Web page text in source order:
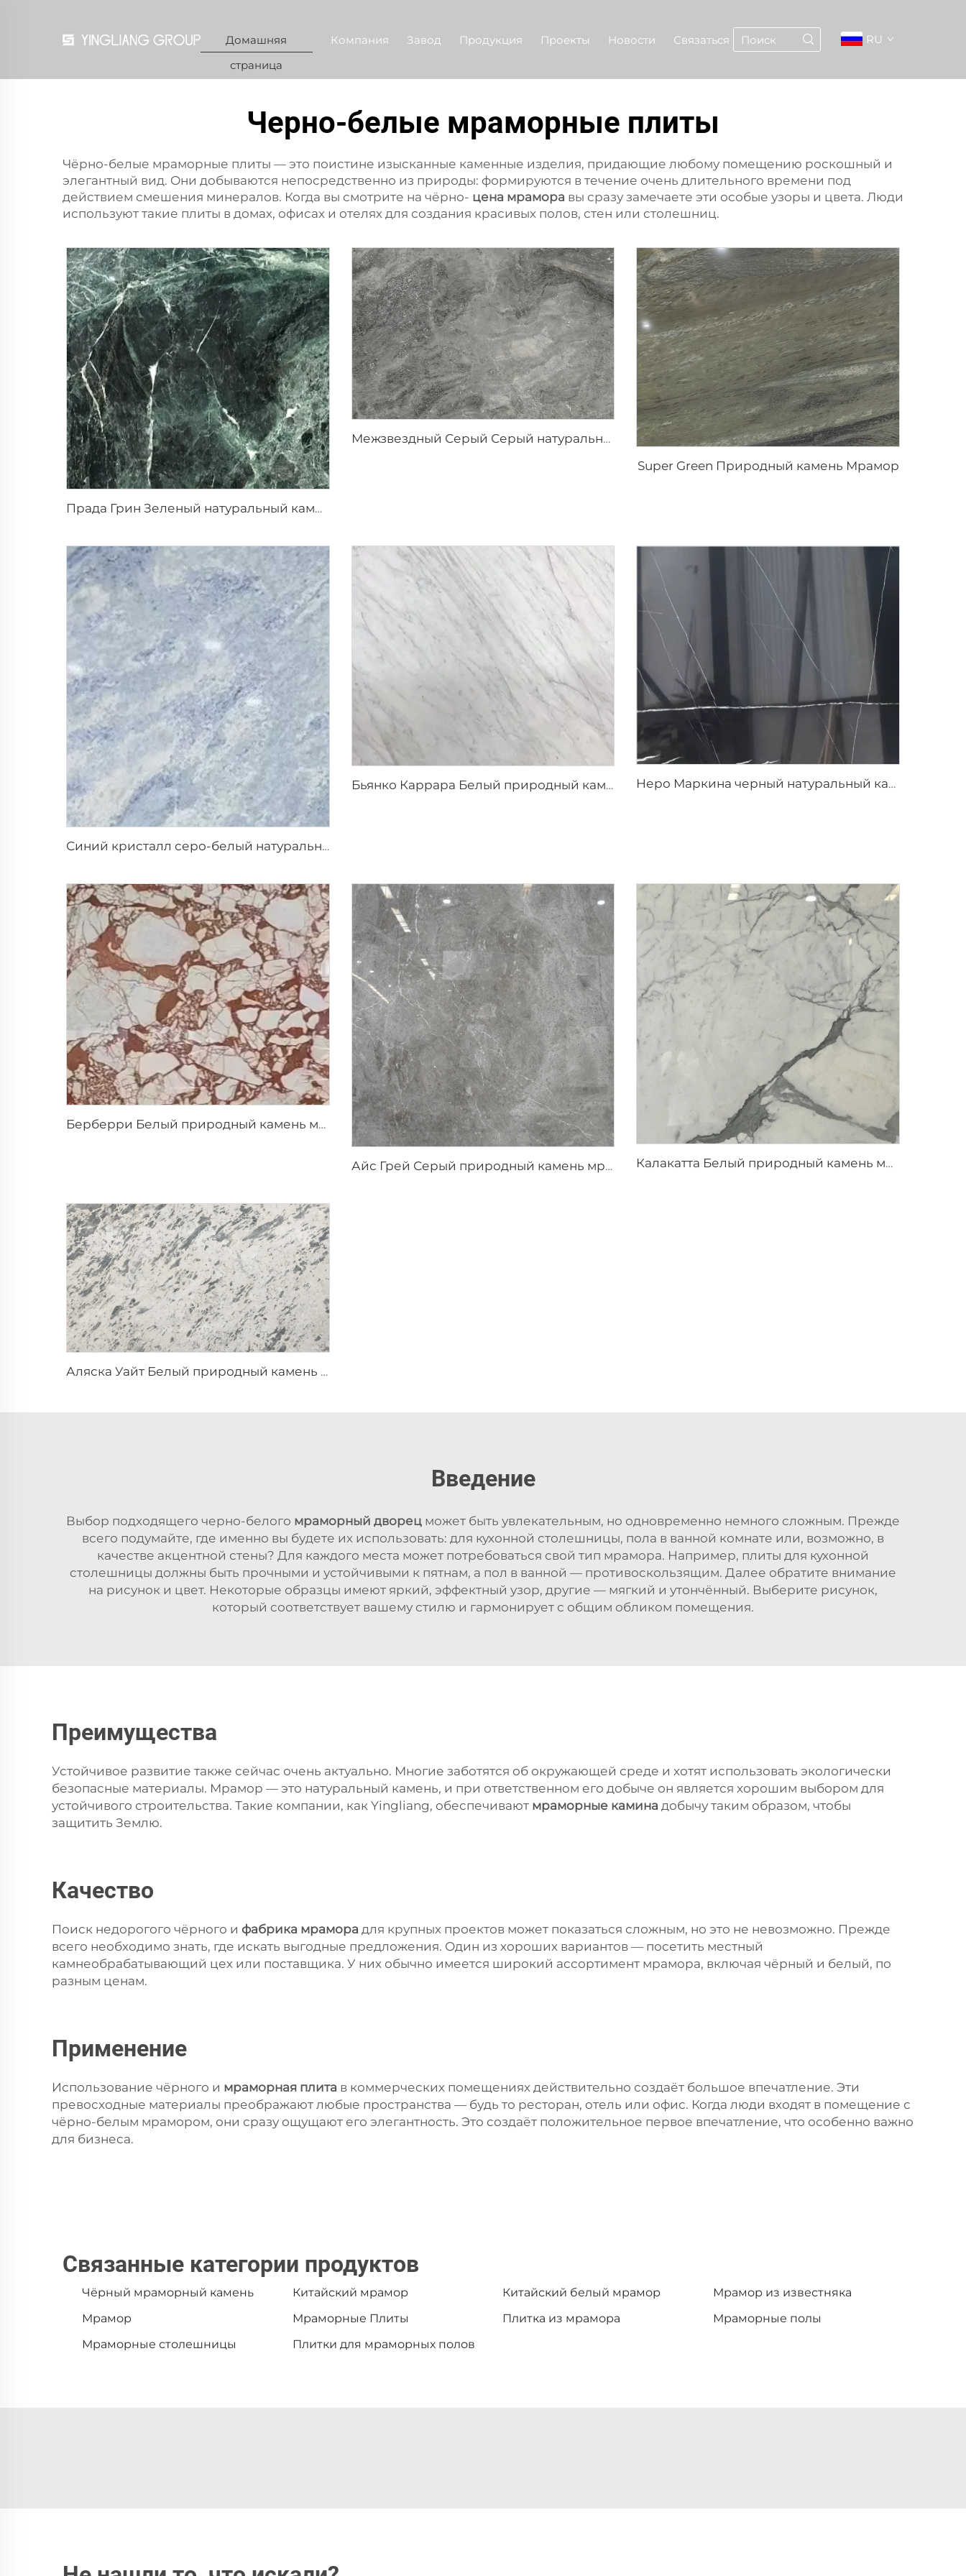
Домашняя
страница
Компания Завод Продукция Проекты Новости Связаться RU
Черно-белые мраморные плиты
Чёрно-белые мраморные плиты — это поистине изысканные каменные изделия, придающие любому помещению роскошный и
элегантный вид. Они добываются непосредственно из природы: формируются в течение очень длительного времени под
действием смешения минералов. Когда вы смотрите на чёрно- цена мрамора вы сразу замечаете эти особые узоры и цвета. Люди
используют такие плиты в домах, офисах и отелях для создания красивых полов, стен или столешниц.
Прада Грин Зеленый натуральный камень мрамор с белыми прожилками и узором
Межзвездный Серый Серый натуральный камень мрамор с пятнистой текстурой и серебристо-серыми вкраплениями
Super Green Природный камень Мрамор
Синий кристалл серо-белый натуральный каменный мрамор с сине-серой текстурой и яркими включениями
Бьянко Каррара Белый природный камень мрамор со светло-серыми прожилками Неро Маркина черный натуральный каменный мрамор с белой трещиноватой текстурой прожилок
Берберри Белый природный камень мрамор с нерегулярным красно-коричневым узором
Айс Грей Серый природный камень мрамор с нерегулярными белыми трещинами-прожилками Калакатта Белый природный камень мрамор с серыми прожилками и узором
Аляска Уайт Белый природный камень мрамор с пятнистой серой фрагментированной текстурой
Введение
Выбор подходящего черно-белого мраморный дворец может быть увлекательным, но одновременно немного сложным. Прежде
всего подумайте, где именно вы будете их использовать: для кухонной столешницы, пола в ванной комнате или, возможно, в
качестве акцентной стены? Для каждого места может потребоваться свой тип мрамора. Например, плиты для кухонной
столешницы должны быть прочными и устойчивыми к пятнам, а пол в ванной — противоскользящим. Далее обратите внимание
на рисунок и цвет. Некоторые образцы имеют яркий, эффектный узор, другие — мягкий и утончённый. Выберите рисунок,
который соответствует вашему стилю и гармонирует с общим обликом помещения.
Преимущества
Устойчивое развитие также сейчас очень актуально. Многие заботятся об окружающей среде и хотят использовать экологически
безопасные материалы. Мрамор — это натуральный камень, и при ответственном его добыче он является хорошим выбором для
устойчивого строительства. Такие компании, как Yingliang, обеспечивают мраморные камина добычу таким образом, чтобы
защитить Землю.
Качество
Поиск недорогого чёрного и фабрика мрамора для крупных проектов может показаться сложным, но это не невозможно. Прежде
всего необходимо знать, где искать выгодные предложения. Один из хороших вариантов — посетить местный
камнеобрабатывающий цех или поставщика. У них обычно имеется широкий ассортимент мрамора, включая чёрный и белый, по
разным ценам.
Применение
Использование чёрного и мраморная плита в коммерческих помещениях действительно создаёт большое впечатление. Эти
превосходные материалы преображают любые пространства — будь то ресторан, отель или офис. Когда люди входят в помещение с
чёрно-белым мрамором, они сразу ощущают его элегантность. Это создаёт положительное первое впечатление, что особенно важно
для бизнеса.
Связанные категории продуктов
Чёрный мраморный камень Китайский мрамор Китайский белый мрамор
Мрамор из известняка
Мрамор
Мраморные Плиты Плитка из мрамора
Мраморные полы
Мраморные столешницы
Плитки для мраморных полов